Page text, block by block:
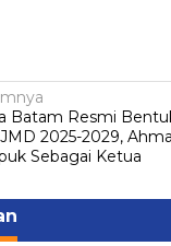
Batam Resmi
2025-2029,
Sebagai Ketua